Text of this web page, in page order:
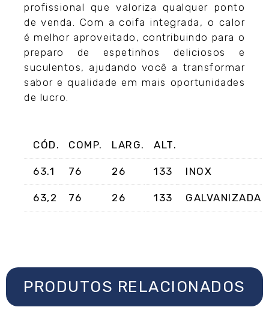
profissional que valoriza qualquer ponto
de venda. Com a coifa integrada, o calor
é melhor aproveitado, contribuindo para o
preparo de espetinhos deliciosos e
suculentos, ajudando você a transformar
sabor e qualidade em mais oportunidades
de lucro.
CÓD. COMP. LARG. ALT.
63.1 76 26 133 INOX
63,2 76 26 133 GALVANIZADA
PRODUTOS RELACIONADOS